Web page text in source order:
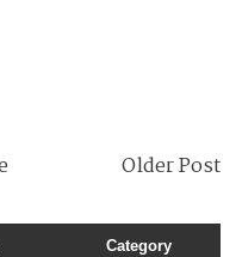
Older Post
Category